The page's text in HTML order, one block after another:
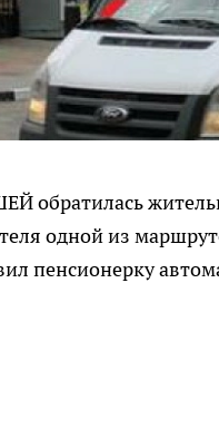
обратилась
одной из
пенсионерку